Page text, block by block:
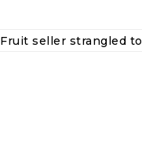
Fruit seller strangled